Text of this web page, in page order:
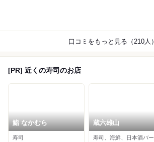
口コミをもっと見る（210人）
[PR] 近くの寿司のお店
鮨 なかむら
寿司
蔵六雄山
寿司、海鮮、日本酒バー